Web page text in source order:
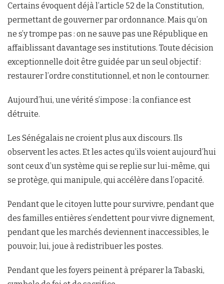
Certains évoquent déjà l’article 52 de la Constitution,
permettant de gouverner par ordonnance. Mais qu’on
ne s’y trompe pas : on ne sauve pas une République en
affaiblissant davantage ses institutions. Toute décision
exceptionnelle doit être guidée par un seul objectif :
restaurer l’ordre constitutionnel, et non le contourner.
Aujourd’hui, une vérité s’impose : la confiance est
détruite.
Les Sénégalais ne croient plus aux discours. Ils
observent les actes. Et les actes qu’ils voient aujourd’hui
sont ceux d’un système qui se replie sur lui-même, qui
se protège, qui manipule, qui accélère dans l’opacité.
Pendant que le citoyen lutte pour survivre, pendant que
des familles entières s’endettent pour vivre dignement,
pendant que les marchés deviennent inaccessibles, le
pouvoir, lui, joue à redistribuer les postes.
Pendant que les foyers peinent à préparer la Tabaski,